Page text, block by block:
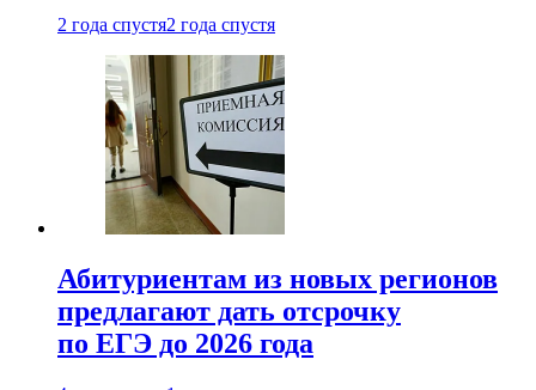
2 года спустя2 года спустя
Абитуриентам из новых регионов
предлагают дать отсрочку
по ЕГЭ до 2026 года